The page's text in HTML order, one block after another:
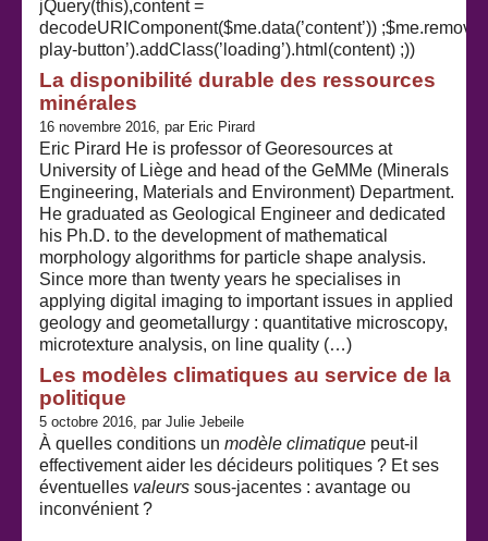
jQuery(this),content =
decodeURIComponent($me.data(’content’))
play-button’).addClass(’loading’).html(content) ;))
La disponibilité durable des ressources
minérales
16 novembre 2016, par Eric Pirard
Eric Pirard He is professor of Georesources at
University of Liège and head of the GeMMe (Minerals
Engineering, Materials and Environment) Department.
He graduated as Geological Engineer and dedicated
his Ph.D. to the development of mathematical
morphology algorithms for particle shape analysis.
Since more than twenty years he specialises in
applying digital imaging to important issues in applied
geology and geometallurgy : quantitative microscopy,
microtexture analysis, on line quality (…)
Les modèles climatiques au service de la
politique
5 octobre 2016, par Julie Jebeile
À quelles conditions un modèle climatique peut-il
effectivement aider les décideurs politiques ? Et ses
éventuelles valeurs sous-jacentes : avantage ou
inconvénient ?